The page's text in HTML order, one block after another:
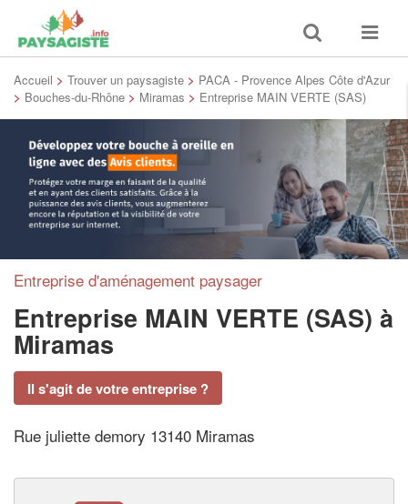
Toggle
search
Toggle
Accueil > Trouver un paysagiste > PACA - Provence Alpes Côte d'Azur
> Bouches-du-Rhône > Miramas > Entreprise MAIN VERTE (SAS)
Entreprise d'aménagement paysager
Entreprise MAIN VERTE (SAS) à
Miramas
Il s'agit de votre entreprise ?
Rue juliette demory 13140 Miramas